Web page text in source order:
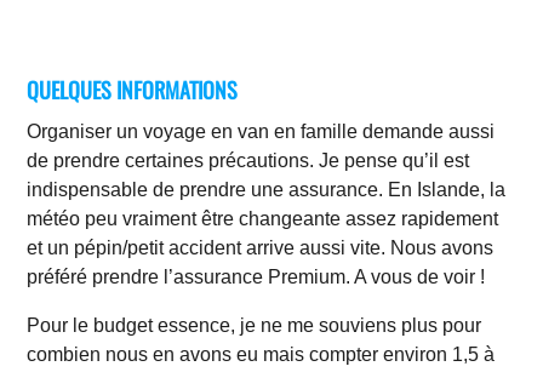
QUELQUES INFORMATIONS
Organiser un voyage en van en famille demande aussi
de prendre certaines précautions. Je pense qu’il est
indispensable de prendre une assurance. En Islande, la
météo peu vraiment être changeante assez rapidement
et un pépin/petit accident arrive aussi vite. Nous avons
préféré prendre l’assurance Premium. A vous de voir !
Pour le budget essence, je ne me souviens plus pour
combien nous en avons eu mais compter environ 1,5 à